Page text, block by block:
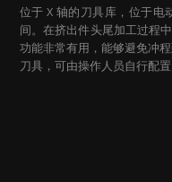
位于 X 轴的刀具库，位于电
间。在挤出件头尾加工过程
功能非常有用，能够避免冲程
刀具，可由操作人员自行配